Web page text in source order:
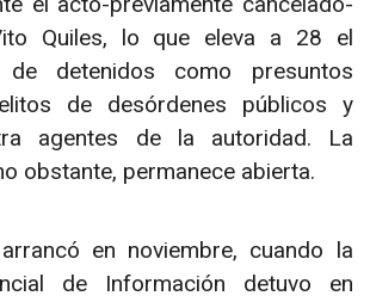
Quiles, lo que eleva a 28 el
detenidos como presuntos
de desórdenes públicos y
agentes de la autoridad. La
obstante, permanece abierta.
en noviembre, cuando la
de Información detuvo en